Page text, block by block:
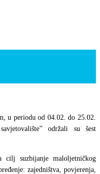
u periodu od 04.02. do 25.02.
održali su šest
cilj suzbijanje maloljetničkog
zajedništva, povjerenja,